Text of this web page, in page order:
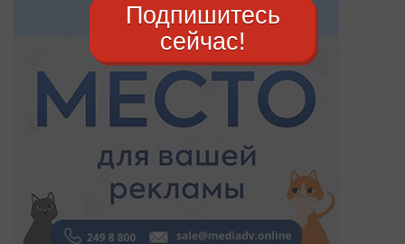
Подпишитесь
сейчас!